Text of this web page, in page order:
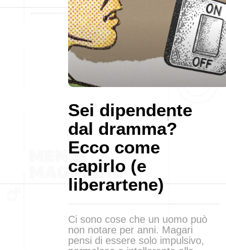
Sei dipendente
dal dramma?
Ecco come
capirlo (e
liberartene)
Ci sono cose che un uomo può
non notare per anni. Magari
pensi di essere solo impulsivo,